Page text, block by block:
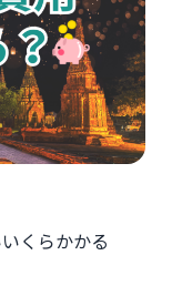
くらかかる